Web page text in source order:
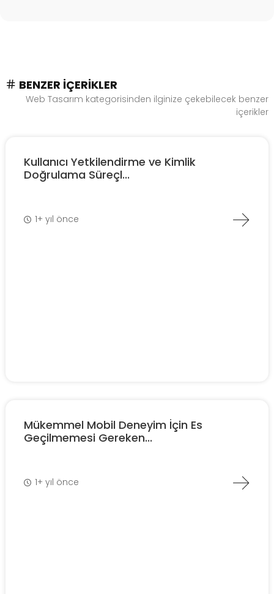
BENZER İÇERIKLER
Web Tasarım kategorisinden ilginize çekebilecek benzer
içerikler
Kullanıcı Yetkilendirme ve Kimlik
Doğrulama Süreçl...
1+ yıl önce
Mükemmel Mobil Deneyim İçin Es
Geçilmemesi Gereken...
1+ yıl önce